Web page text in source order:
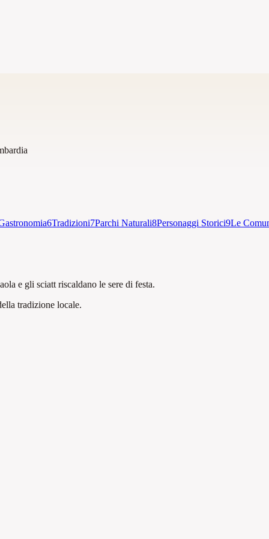
6Tradizioni7Parchi Naturali8Personaggi Storici9Le
e gli sciatt riscaldano le sere di festa.
tradizione locale.